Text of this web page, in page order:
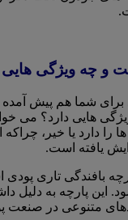
و چه ویژگی هایی
شما هم پیش آمده
هایی دارد؟ می
را دارد یا خیر،
یافته است.
بافندگی تاری
این پارچه به دلیل
متنوعی در صنعت